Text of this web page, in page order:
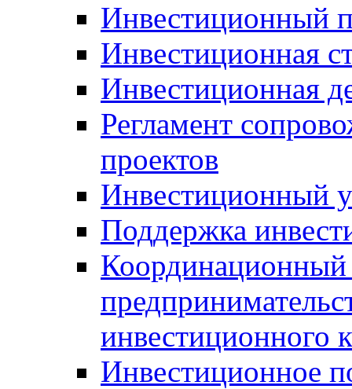
Инвестиционный
Инвестиционная
Инвестиционная
Регламент
проектов
Инвестиционный
Поддержка
Координационный
инвестиционного
Инвестиционное